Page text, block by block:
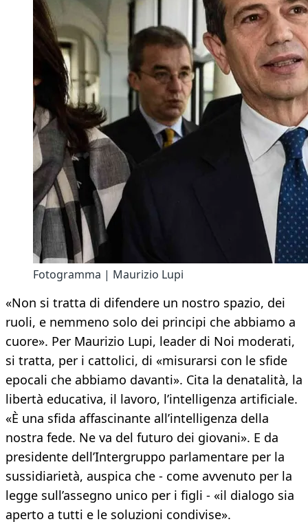
Fotogramma | Maurizio Lupi
«Non si tratta di difendere un nostro spazio, dei
ruoli, e nemmeno solo dei principi che abbiamo a
cuore». Per Maurizio Lupi, leader di Noi moderati,
si tratta, per i cattolici, di «misurarsi con le sfide
epocali che abbiamo davanti». Cita la denatalità, la
libertà educativa, il lavoro, l’intelligenza artificiale.
«È una sfida affascinante all’intelligenza della
nostra fede. Ne va del futuro dei giovani». E da
presidente dell’Intergruppo parlamentare per la
sussidiarietà, auspica che - come avvenuto per la
legge sull’assegno unico per i figli - «il dialogo sia
aperto a tutti e le soluzioni condivise».